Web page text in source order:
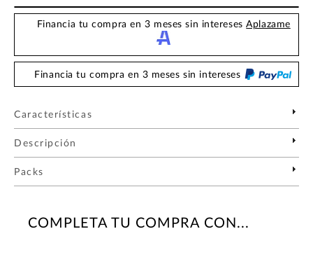
Financia tu compra en 3 meses sin interesesAplazame
Financia tu compra en 3 meses sin intereses
Características
Descripción
Packs
COMPLETA TU COMPRA CON...